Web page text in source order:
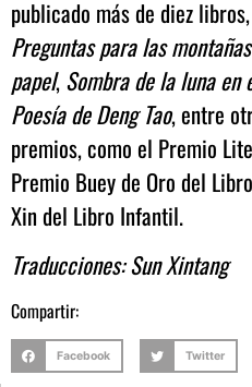
publicado más de diez
Preguntas para las
papel,Sombra de la luna en
Poesía de Deng Tao, entre
premios, como el Premio
Premio Buey de Oro del
Xin del Libro Infantil.
Traducciones: Sun Xintang
Compartir:
Facebook Twitter